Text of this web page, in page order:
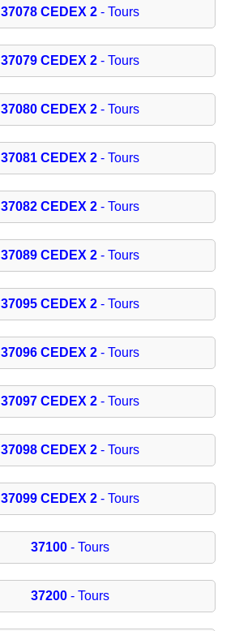
37078 CEDEX 2 - Tours
37079 CEDEX 2 - Tours
37080 CEDEX 2 - Tours
37081 CEDEX 2 - Tours
37082 CEDEX 2 - Tours
37089 CEDEX 2 - Tours
37095 CEDEX 2 - Tours
37096 CEDEX 2 - Tours
37097 CEDEX 2 - Tours
37098 CEDEX 2 - Tours
37099 CEDEX 2 - Tours
37100 - Tours
37200 - Tours